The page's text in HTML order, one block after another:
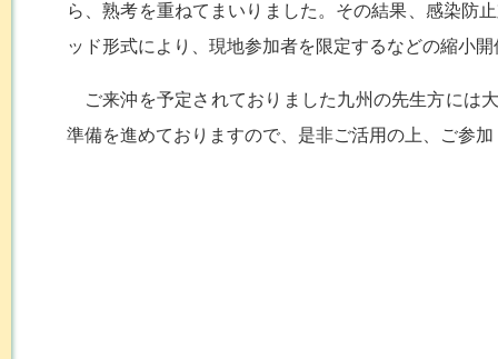
ら、熟考を重ねてまいりました。その結果、感染防
ッド形式により、現地参加者を限定するなどの縮小
ご来沖を予定されておりました九州の先生方には
準備を進めておりますので、是非ご活用の上、ご参